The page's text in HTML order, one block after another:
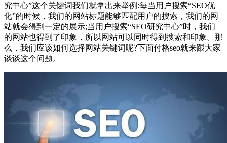
究中心”这个关键词我们就拿出来举例:每当用户搜索“SEO优
化”的时候，我们的网站标题能够匹配用户的搜索，我们的网
站就会得到一定的展示;当用户搜索“SEO研究中心”时，我们
的网站也得到了印象，所以网站可以同时得到搜索和印象。那
么，我们应该如何选择网站关键词呢?下面付格seo就来跟大家
谈谈这个问题。